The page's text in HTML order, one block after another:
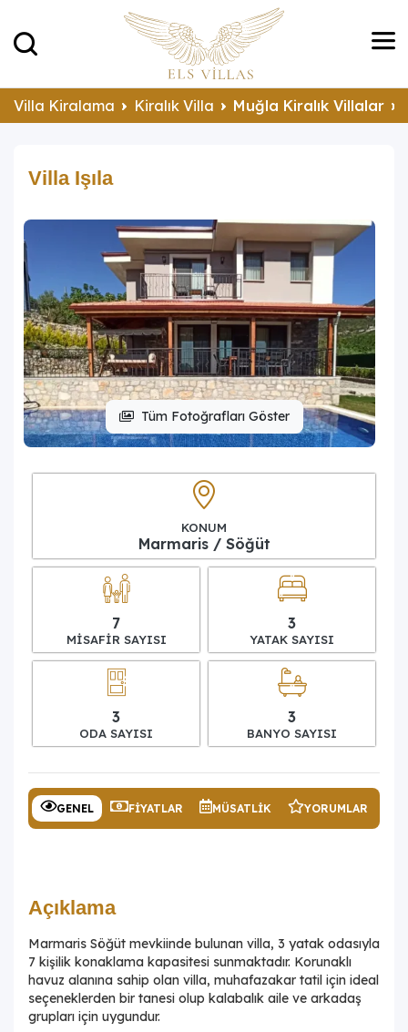
Villa Kiralama Kiralık Villa Muğla Kiralık Villalar
Villa Işıla
Tüm Fotoğrafları Göster
KONUM
Marmaris / Söğüt
7
MISAFIR SAYISI
3
YATAK SAYISI
3
ODA SAYISI
3
BANYO SAYISI
GENEL FIYATLAR MÜSATLIK YORUMLAR
Açıklama
Marmaris Söğüt mevkiinde bulunan villa, 3 yatak odasıyla
7 kişilik konaklama kapasitesi sunmaktadır. Korunaklı
havuz alanına sahip olan villa, muhafazakar tatil için ideal
seçeneklerden bir tanesi olup kalabalık aile ve arkadaş
grupları için uygundur.